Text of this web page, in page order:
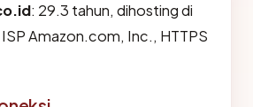
: 29.3 tahun, dihosting di
Amazon.com, Inc., HTTPS